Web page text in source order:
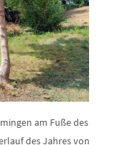
am Fuße des
des Jahres von